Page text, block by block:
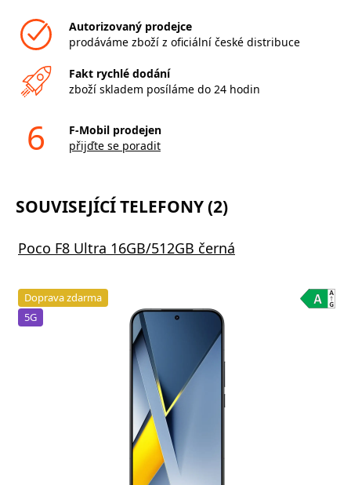
Autorizovaný prodejce
prodáváme zboží z oficiální české distribuce
Fakt rychlé dodání
zboží skladem posíláme do 24 hodin
6
F-Mobil prodejen
přijďte se poradit
SOUVISEJÍCÍ TELEFONY (2)
Poco F8 Ultra 16GB/512GB černá
Doprava zdarma
5G